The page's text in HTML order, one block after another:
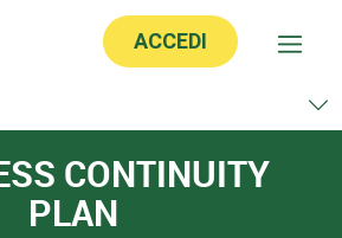
ACCEDI
CONTINUITY
PLAN